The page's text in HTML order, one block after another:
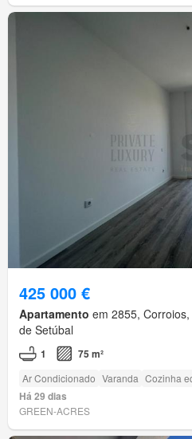
425 000 €
Apartamento em 2855,
de Setúbal
1 75 m²
Ar Condicionado Varanda Cozinha
Há 29 dias
GREEN-ACRES